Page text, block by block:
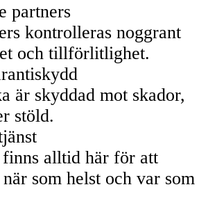
partners
kontrolleras noggrant
och tillförlitlighet.
är skyddad mot skador,
stöld.
alltid här för att
som helst och var som